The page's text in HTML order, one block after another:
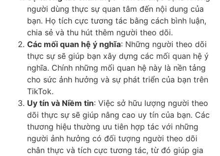
người dùng thực sự quan tâm đến nội dung của
bạn. Họ tích cực tương tác bằng cách bình luận,
chia sẻ và thu hút thêm người theo dõi.
Các mối quan hệ ý nghĩa: Những người theo dõi
thực sự sẽ giúp bạn xây dựng các mối quan hệ ý
nghĩa. Chính những mối quan hệ này là nền tảng
cho sức ảnh hưởng và sự phát triển của bạn trên
TikTok.
Uy tín và Niềm tin: Việc sở hữu lượng người theo
dõi thực sự sẽ giúp nâng cao uy tín của bạn. Các
thương hiệu thường ưu tiên hợp tác với những
người ảnh hưởng có đối tượng người theo dõi
chân thực và tích cực tương tác, từ đó giúp gia